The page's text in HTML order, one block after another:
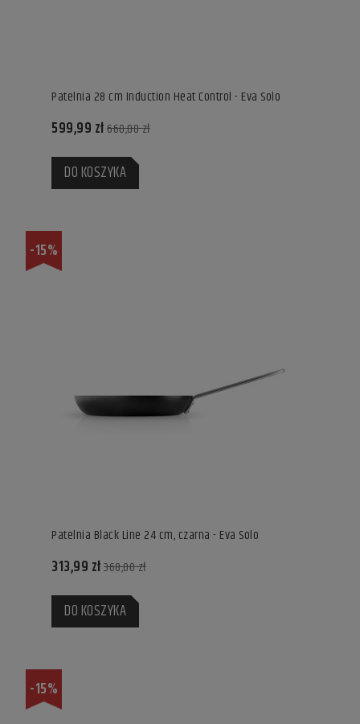
Patelnia 28 cm Induction Heat Control - Eva Solo
599,99 zł660,00 zł
DO KOSZYKA
Patelnia Black Line 24 cm, czarna - Eva Solo
313,99 zł368,00 zł
DO KOSZYKA
-15%
-15%